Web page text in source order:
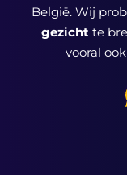
België. Wij
gezicht te
vooral